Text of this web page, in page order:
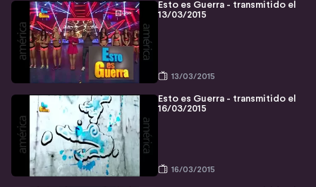
Esto es Guerra - transmitido el
13/03/2015
13/03/2015
Esto es Guerra - transmitido el
16/03/2015
16/03/2015